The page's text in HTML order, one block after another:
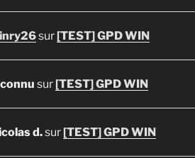
sur [TEST] GPD WIN
sur [TEST] GPD WIN
d.sur [TEST] GPD WIN